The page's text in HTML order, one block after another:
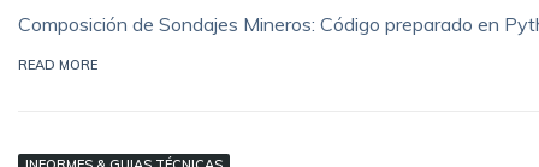
Composición de Sondajes Mineros: Código preparado en
READ MORE